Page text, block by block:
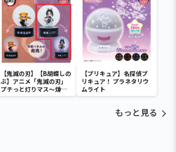
【鬼滅の刃】【B胡蝶しの
ぶ】アニメ「鬼滅の刃」
プチっと灯りマス～煉獄
杏寿郎・胡蝶しのぶ～
【プリキュア】名探偵プ
リキュア！ プラネタリウ
ムライト
もっと見る